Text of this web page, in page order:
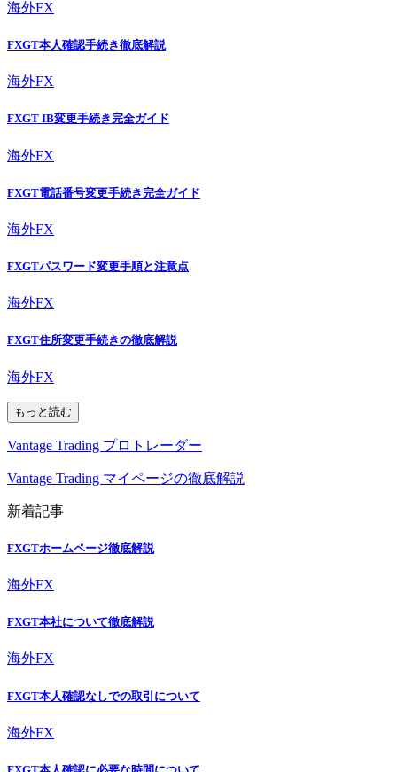
海外FX
FXGT本人確認手続き徹底解説
海外FX
FXGT IB変更手続き完全ガイド
海外FX
FXGT電話番号変更手続き完全ガイド
海外FX
FXGTパスワード変更手順と注意点
海外FX
FXGT住所変更手続きの徹底解説
海外FX
もっと読む
Vantage Trading プロトレーダー
Vantage Trading マイページの徹底解説
新着記事
FXGTホームページ徹底解説
海外FX
FXGT本社について徹底解説
海外FX
FXGT本人確認なしでの取引について
海外FX